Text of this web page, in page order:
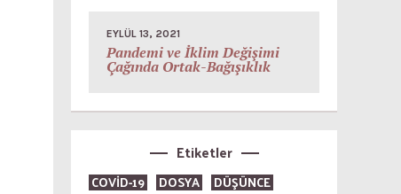
EYLÜL 13, 2021
Pandemi ve İklim Değişimi
Çağında Ortak-Bağışıklık
Etiketler
COVID-19 DOSYA
DÜŞÜNCE